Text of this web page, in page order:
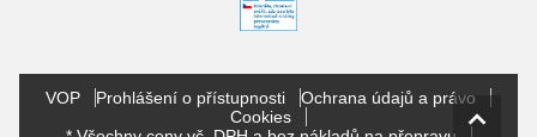
VOP Prohlášení o přístupnosti
Ochrana údajů a právo
Cookies